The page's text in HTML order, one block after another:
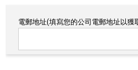
電郵地址(填寫您的公司電郵地址以獲